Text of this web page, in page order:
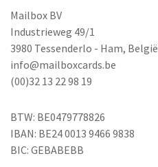
Mailbox BV
Industrieweg 49/1
3980 Tessenderlo - Ham, België
info@mailboxcards.be
(00)32 13 22 98 19
BTW: BE0479778826
IBAN: BE24 0013 9466 9838
BIC: GEBABEBB